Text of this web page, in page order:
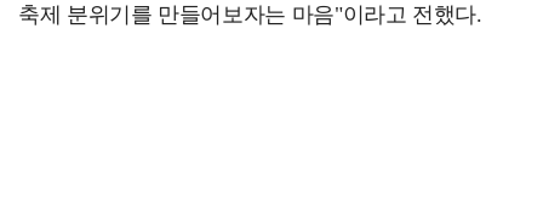
축제 분위기를 만들어보자는 마음"이라고 전했다.